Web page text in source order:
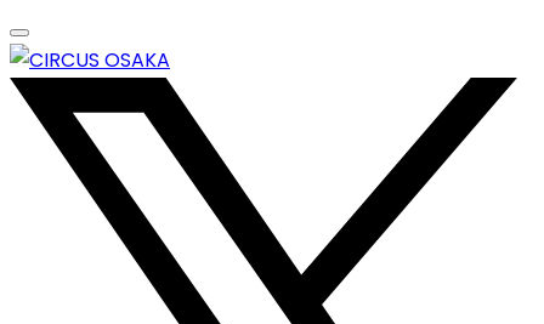
Skip
to
content
エンターテイメントスペース